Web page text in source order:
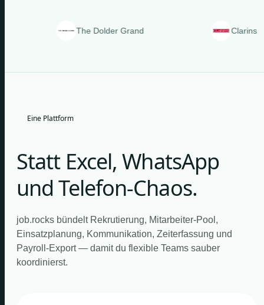
The Dolder Grand Clarins
Eine Plattform
Statt Excel, WhatsApp
und Telefon-Chaos.
job.rocks bündelt Rekrutierung, Mitarbeiter-Pool,
Einsatzplanung, Kommunikation, Zeiterfassung und
Payroll-Export — damit du flexible Teams sauber
koordinierst.